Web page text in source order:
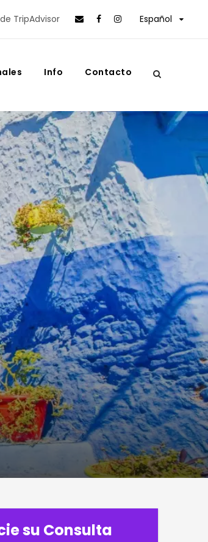
TripAdvisor Español
Info Contacto
su Consulta